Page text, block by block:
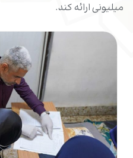
میلیونی ارائه کند.